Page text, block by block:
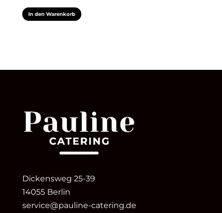
In den Warenkorb
Dickensweg 25-39
14055 Berlin
service@pauline-catering.de